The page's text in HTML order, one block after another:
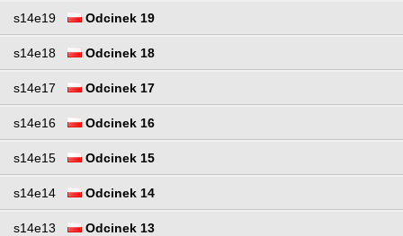
s14e19 Odcinek 19
s14e18 Odcinek 18
s14e17 Odcinek 17
s14e16 Odcinek 16
s14e15 Odcinek 15
s14e14 Odcinek 14
s14e13 Odcinek 13